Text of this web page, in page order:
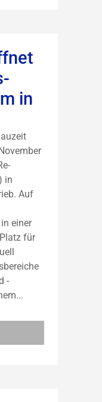
in
in
Auf
einer
für
-